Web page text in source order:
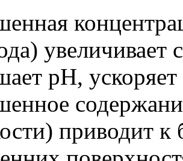
увеличивает
рН,
приводит